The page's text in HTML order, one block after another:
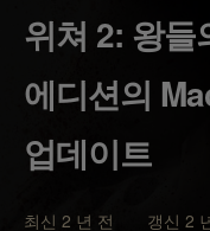
위쳐 2: 왕들
에디션의
업데이트
최신 2 년 전 갱신 2